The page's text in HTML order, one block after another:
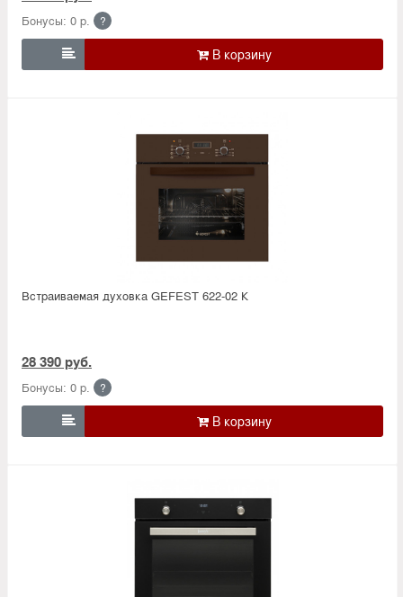
Бонусы: 0 р. ?

Встраиваемая духовка GEFEST 622-02 К
28 390 руб.
Бонусы: 0 р. ?
